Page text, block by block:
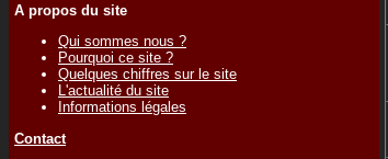
A propos du site
Qui sommes nous ?
Pourquoi ce site ?
Quelques chiffres sur le site
L'actualité du site
Informations légales
Contact